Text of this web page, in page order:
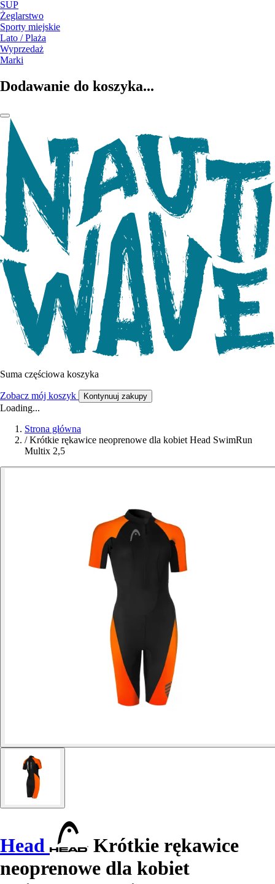
SUP
Żeglarstwo
Sporty miejskie
Lato / Plaża
Wyprzedaż
Marki
Dodawanie do koszyka...
Suma częściowa koszyka
Zobacz mój koszyk Kontynuuj zakupy
Loading...
Strona główna
/ Krótkie rękawice neoprenowe dla kobiet Head SwimRun
Multix 2,5
Head
Krótkie rękawice
neoprenowe dla kobiet